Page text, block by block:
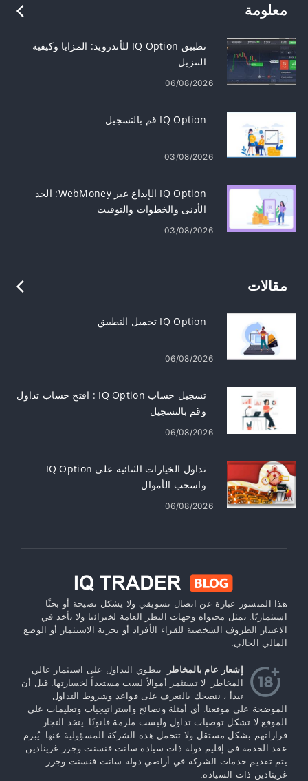
معلومة
تطبيق IQ Option للأندرويد: المزايا وكيفية
التنزيل
06/08/2026
IQ Option قم بالتسجيل
03/08/2026
IQ Option الإيداع عبر WebMoney: الحد
الأدنى والخطوات والتوقيت
03/08/2026
مقالات
IQ Option تحميل التطبيق
06/08/2026
تسجيل حساب IQ Option : افتح حساب تداول
وقم بالتسجيل
06/08/2026
تداول الخيارات الثنائية على IQ Option
واسحب الأموال
06/08/2026
هذا المنشور عبارة عن اتصال تسويقي ولا يشكل نصيحة أو بحثًا
استثماريًا. يمثل محتواه وجهات النظر العامة لخبرائنا ولا يأخذ في
الاعتبار الظروف الشخصية للقراء الأفراد أو تجربة الاستثمار أو الوضع
المالي الحالي.
إشعار عام بالمخاطر : ينطوي التداول على استثمار عالي
المخاطر. لا تستثمر أموالاً لست مستعداً لخسارتها. قبل أن
تبدأ ، ننصحك بالتعرف على قواعد وشروط التداول
الموضحة على موقعنا. أي أمثلة ونصائح واستراتيجيات وتعليمات على
الموقع لا تشكل توصيات تداول وليست ملزمة قانونًا. يتخذ التجار
قراراتهم بشكل مستقل ولا تتحمل هذه الشركة المسؤولية عنها. يُبرم
عقد الخدمة في إقليم دولة ذات سيادة سانت فنسنت وجزر غرينادين.
يتم تقديم خدمات الشركة في أراضي دولة سانت فنسنت وجزر
غرينادين ذات السيادة.